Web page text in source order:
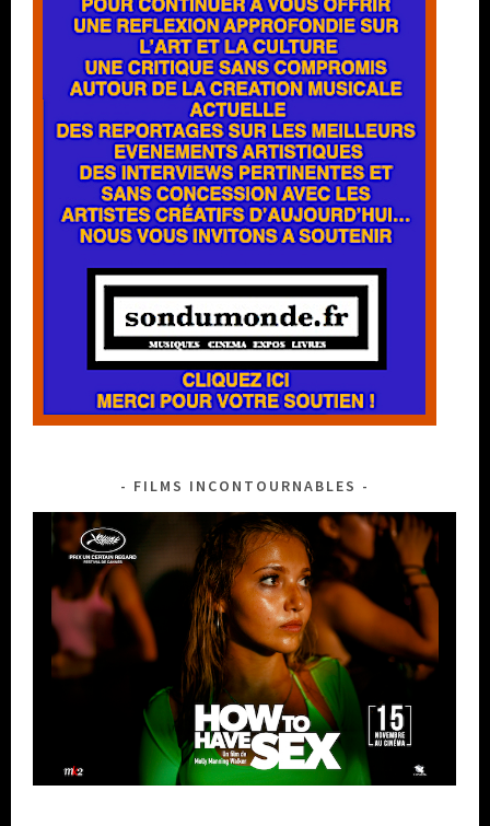
FILMS INCONTOURNABLES